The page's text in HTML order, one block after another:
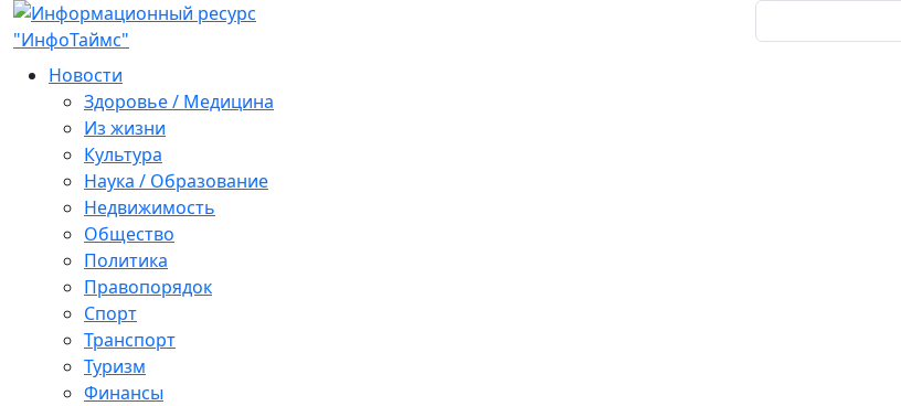
Новости
Здоровье / Медицина
Из жизни
Культура
Наука / Образование
Недвижимость
Общество
Политика
Правопорядок
Спорт
Транспорт
Туризм
Финансы